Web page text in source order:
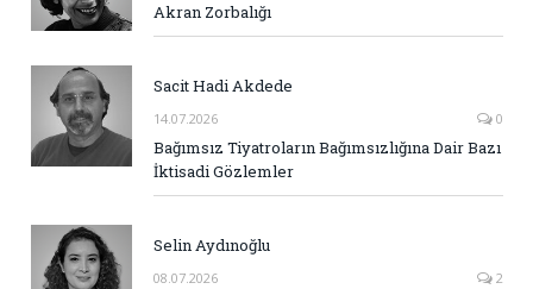
Akran Zorbalığı
Sacit Hadi Akdede
14.07.2026 0
Bağımsız Tiyatroların Bağımsızlığına Dair Bazı
İktisadi Gözlemler
Selin Aydınoğlu
08.07.2026 2